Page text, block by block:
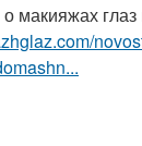
о макияжах